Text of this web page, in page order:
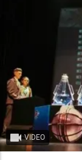
VIDEO